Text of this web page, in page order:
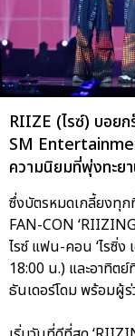
RIIZE (ไรซ์) บอย
SM
ความนิยมที่พุ่งทะย
ซึ่งบัตรหมดเกลี้ยงทุก
FAN-CON
ไรซ์ แฟน-คอน ‘ไรซิ่ง
18:00 น.) และอาทิต
ธันเดอร์โดม พร้อมผู้